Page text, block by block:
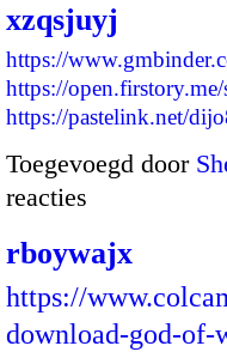
xzqsjuyj
https://
https://
https://pastelink.net/
Toegevoegd door
reacties
rboywajx
https://
download-god-